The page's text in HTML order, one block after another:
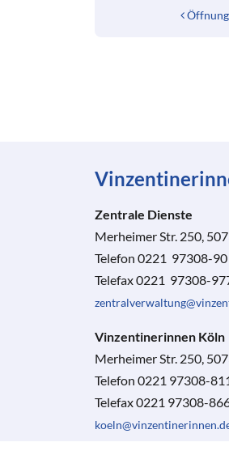
Zentrale Dienste
Merheimer Str. 250,
Telefon 0221 97308-90
Telefax 0221 97308-
Vinzentinerinnen Köln
Merheimer Str. 250,
Telefon 0221 97308-
Telefax 0221 97308-